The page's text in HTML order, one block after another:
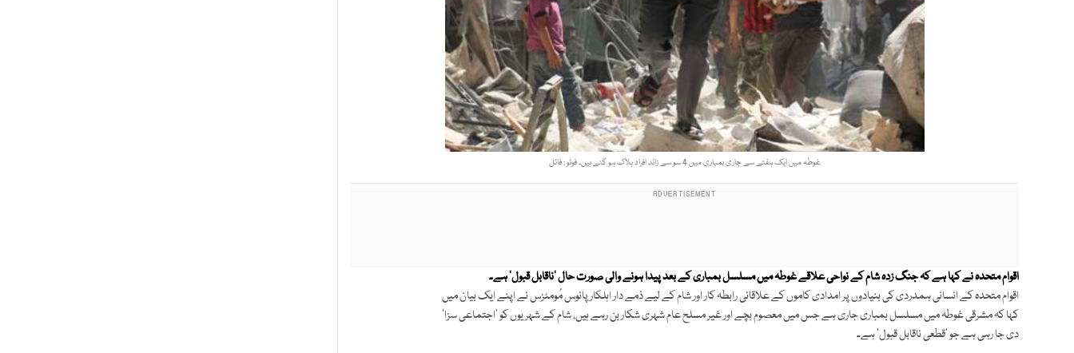
غوطہ میں ایک ہفتے سے جاری بمباری میں 4 سو سے زائد افراد ہلاک ہو گئے ہیں۔ فوٹو : فائل
اقوام متحدہ نے کہا ہے کہ جنگ زدہ شام کے نواحی علاقے غوطہ میں مسلسل بمباری کے بعد پیدا ہونے والی صورت حال 'ناقابل قبول' ہے۔
اقوام متحدہ کے انسانی ہمدردی کی بنیادوں پر امدادی کاموں کے علاقائی رابطہ کار اور شام کے لیے ذمے دار اہلکار پانوس مُومٹزس نے اپنے ایک بیان میں
کہا کہ مشرقی غوطہ میں مسلسل بمباری جاری ہے جس میں معصوم بچے اور غیر مسلح عام شہری شکار بن رہے ہیں، شام کے شہریوں کو 'اجتماعی سزا'
دی جا رہی ہے جو 'قطعی ناقابل قبول' ہے۔